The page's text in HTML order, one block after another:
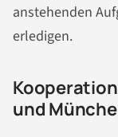
anstehenden
erledigen.
und